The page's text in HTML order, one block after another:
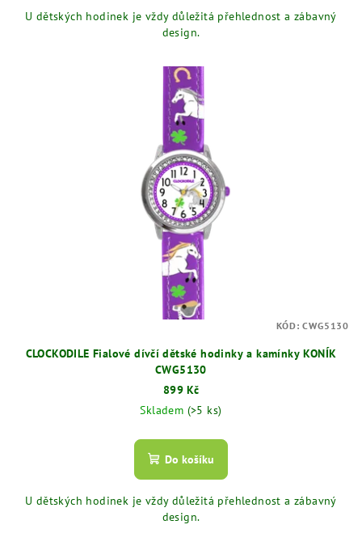
U dětských hodinek je vždy důležitá přehlednost a zábavný
design.
CLOCKODILE Fialové dívčí dětské hodinky a kamínky KONÍK
CWG5130
899 Kč
Skladem (>5 ks)
Do košíku
U dětských hodinek je vždy důležitá přehlednost a zábavný
design.
KÓD:CWG5130